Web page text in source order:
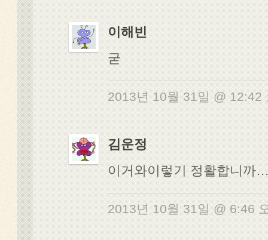
이해빈
굳
2013년 10월 31일 @ 12:42
김운정
이거와이렇기 정활합니까
2013년 10월 31일 @ 6:46